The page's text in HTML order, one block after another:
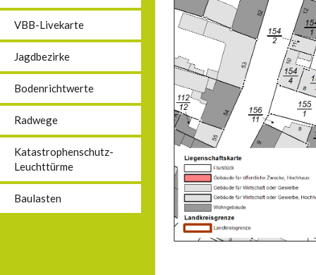
VBB-Livekarte
Jagdbezirke
Bodenrichtwerte
Radwege
Katastrophenschutz-
Leuchttürme
Baulasten